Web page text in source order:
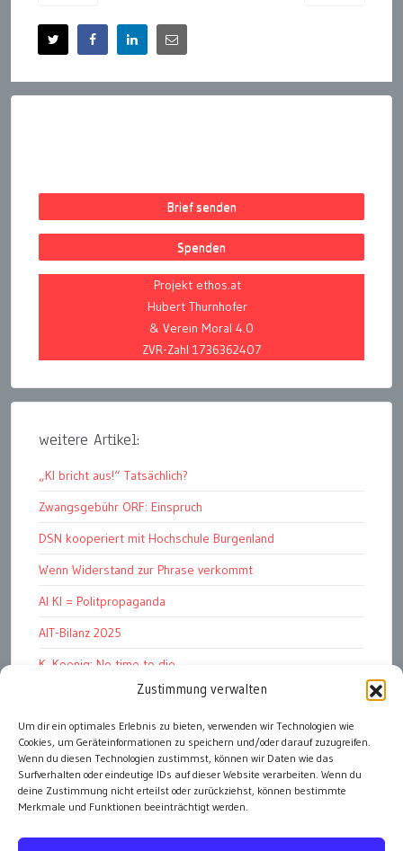
Zustimmung verwalten
Um dir ein optimales Erlebnis zu bieten, verwenden wir Technologien wie
Cookies, um Geräteinformationen zu speichern und/oder darauf zuzugreifen.
Wenn du diesen Technologien zustimmst, können wir Daten wie das
Surfverhalten oder eindeutige IDs auf dieser Website verarbeiten. Wenn du
deine Zustimmung nicht erteilst oder zurückziehst, können bestimmte
Merkmale und Funktionen beeinträchtigt werden.
Brief senden
Spenden
Projekt ethos.at
Hubert Thurnhofer
& Verein Moral 4.0
ZVR-Zahl 1736362407
weitere Artikel:
„KI bricht aus!“ Tatsächlich?
Zwangsgebühr ORF: Einspruch
DSN kooperiert mit Hochschule Burgenland
Wenn Widerstand zur Phrase verkommt
AI KI = Politpropaganda
AIT-Bilanz 2025
K. Koenig: No time to die
Hinschauen statt Wegschauen
EMRK Art. 15: „das Leben der Nation“
Pressfreedom Report ignoriert EU-Sanktionen